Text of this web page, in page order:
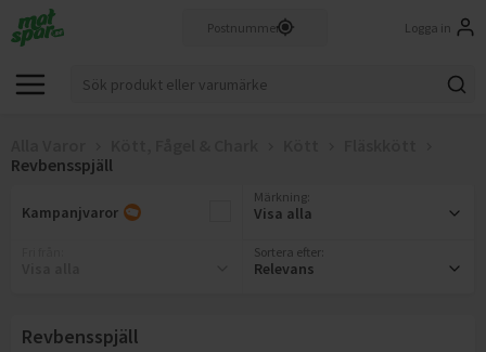
Logga in
Revbensspjäll
Kampanjvaror
Märkning
Visa alla
Sortera efter:
Relevans
Revbensspjäll